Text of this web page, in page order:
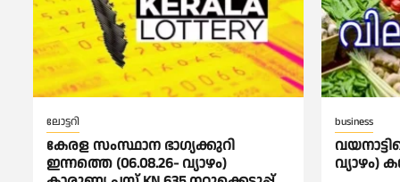
ലോട്ടറി
കേരള സംസ്ഥാന ഭാഗ്യക്കുറി
ഇന്നത്തെ (06.08.26- വ്യാഴം)
business
വ്യാഴം)